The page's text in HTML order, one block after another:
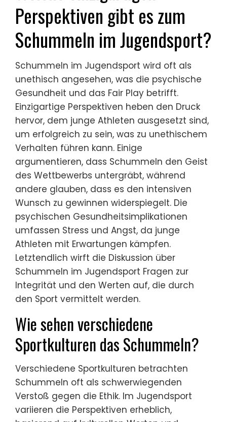
Offene Kommunikation mit Trainern und
Teamkollegen fördert ein unterstützendes
Umfeld und verringert den Druck.
Welche einzigartigen
Perspektiven gibt es zum
Schummeln im Jugendsport?
Schummeln im Jugendsport wird oft als
unethisch angesehen, was die psychische
Gesundheit und das Fair Play betrifft.
Einzigartige Perspektiven heben den Druck
hervor, dem junge Athleten ausgesetzt sind,
Verhalten führen kann. Einige
argumentieren, dass Schummeln den Geist
des Wettbewerbs untergräbt, während
andere glauben, dass es den intensiven
Wunsch zu gewinnen widerspiegelt. Die
psychischen Gesundheitsimplikationen
umfassen Stress und Angst, da junge